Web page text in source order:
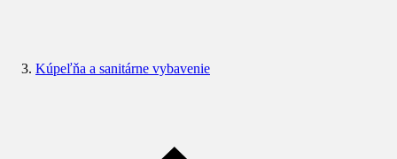
Kúpeľňa a sanitárne vybavenie